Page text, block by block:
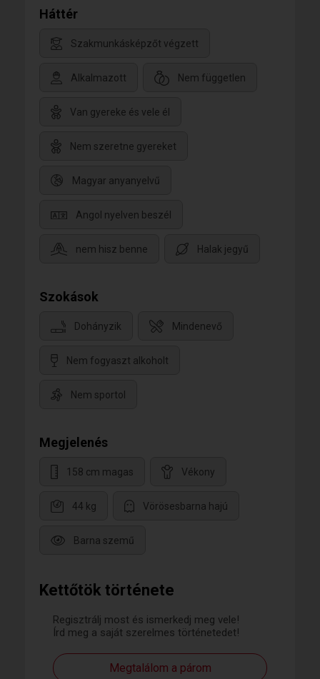
Kettőtök története
Regisztrálj most és ismerkedj meg vele!
Írd meg a saját szerelmes történetedet!
Megtalálom a párom
Háttér
Szakmunkásképzőt végzett
Alkalmazott Nem független
Van gyereke és vele él
Nem szeretne gyereket
Magyar anyanyelvű
Angol nyelven beszél
nem hisz benne Halak jegyű
Szokások
Dohányzik Mindenevő
Nem fogyaszt alkoholt
Nem sportol
Megjelenés
158 cm magas Vékony
44 kg Vörösesbarna hajú
Barna szemű